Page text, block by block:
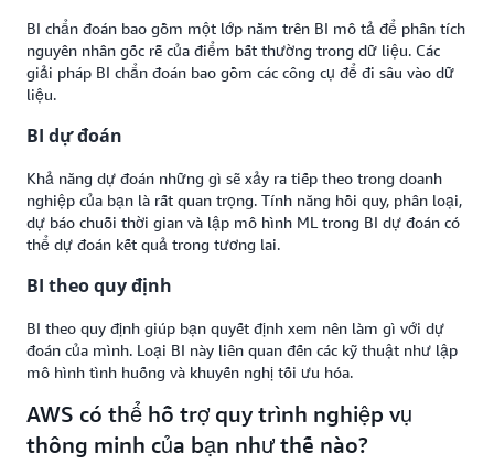
BI chẩn đoán bao gồm một lớp nằm trên BI mô tả để phân tích
nguyên nhân gốc rễ của điểm bất thường trong dữ liệu. Các
giải pháp BI chẩn đoán bao gồm các công cụ để đi sâu vào dữ
liệu.
BI dự đoán
Khả năng dự đoán những gì sẽ xảy ra tiếp theo trong doanh
nghiệp của bạn là rất quan trọng. Tính năng hồi quy, phân loại,
dự báo chuỗi thời gian và lập mô hình ML trong BI dự đoán có
thể dự đoán kết quả trong tương lai.
BI theo quy định
BI theo quy định giúp bạn quyết định xem nên làm gì với dự
đoán của mình. Loại BI này liên quan đến các kỹ thuật như lập
mô hình tình huống và khuyến nghị tối ưu hóa.
AWS có thể hỗ trợ quy trình nghiệp vụ
thông minh của bạn như thế nào?